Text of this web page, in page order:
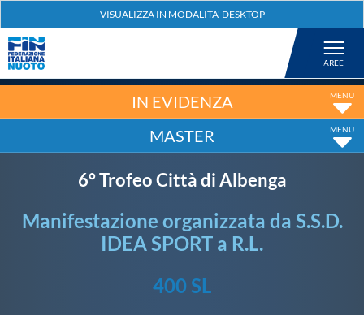
Nuoto
Tuffi
Artistico
IN EVIDENZA
MASTER
6° Trofeo Città di Albenga
Manifestazione organizzata da S.S.D.
IDEA SPORT a R.L.
400 SL